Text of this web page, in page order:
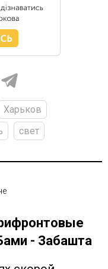
Харьков
свет
- Забашта